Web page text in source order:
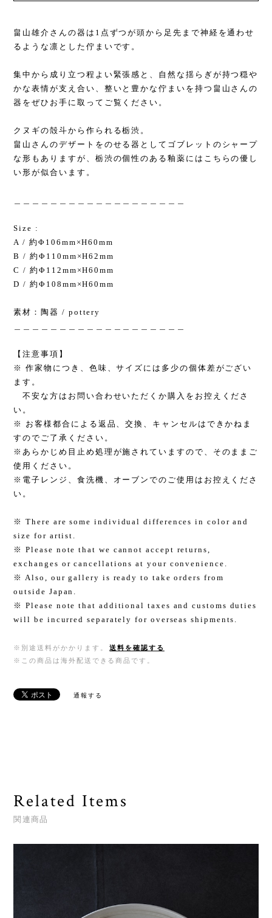
畠山雄介さんの器は1点ずつが頭から足先まで神経を通わせ
るような凛とした佇まいです。
集中から成り立つ程よい緊張感と、自然な揺らぎが持つ穏や
かな表情が支え合い、整いと豊かな佇まいを持つ畠山さんの
器をぜひお手に取ってご覧ください。
クヌギの殻斗から作られる栃渋。
畠山さんのデザートをのせる器としてゴブレットのシャープ
な形もありますが、栃渋の個性のある釉薬にはこちらの優し
い形が似合います。
Size :
A / 約Φ106mm×H60mm
B / 約Φ110mm×H62mm
C / 約Φ112mm×H60mm
D / 約Φ108mm×H60mm
素材：陶器 / pottery
【注意事項】
※ 作家物につき、色味、サイズには多少の個体差がござい
ます。
不安な方はお問い合わせいただくか購入をお控えくださ
い。
※ お客様都合による返品、交換、キャンセルはできかねま
すのでご了承ください。
※あらかじめ目止め処理が施されていますので、そのままご
使用ください。
※電子レンジ、食洗機、オーブンでのご使用はお控えくださ
い。
※ There are some individual differences in color and
size for artist.
※ Please note that we cannot accept returns,
exchanges or cancellations at your convenience.
※ Also, our gallery is ready to take orders from
outside Japan.
※ Please note that additional taxes and customs duties
will be incurred separately for overseas shipments.
※別途送料がかかります。
送料を確認する
※この商品は海外配送できる商品です。
通報する
Related Items
関連商品